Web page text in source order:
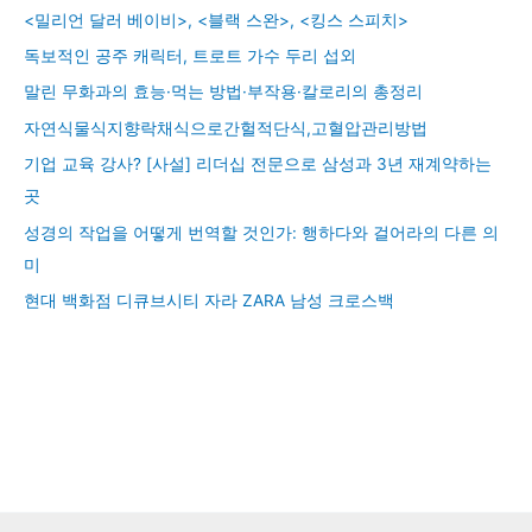
<밀리언 달러 베이비>, <블랙 스완>, <킹스 스피치>
독보적인 공주 캐릭터, 트로트 가수 두리 섭외
말린 무화과의 효능·먹는 방법·부작용·칼로리의 총정리
자연식물식지향락채식으로간헐적단식,고혈압관리방법
기업 교육 강사? [사설] 리더십 전문으로 삼성과 3년 재계약하는
곳
성경의 작업을 어떻게 번역할 것인가: 행하다와 걸어라의 다른 의
미
현대 백화점 디큐브시티 자라 ZARA 남성 크로스백